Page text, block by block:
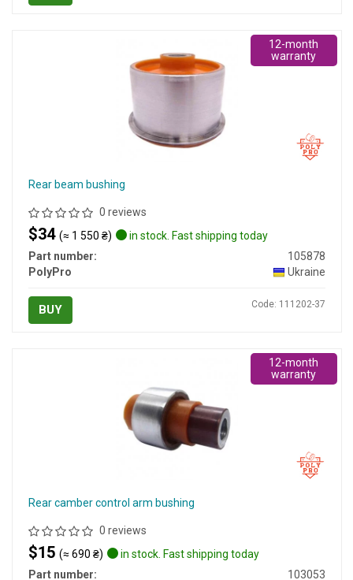
Rear beam bushing
0 reviews
$34 (≈ 1 550 ₴)
in stock. Fast shipping today
Part number:
105878
PolyPro
Ukraine
BUY Code: 111202-37
12-month
warranty
Rear camber control arm bushing
0 reviews
$15 (≈ 690 ₴)
in stock. Fast shipping today
Part number:
103053
12-month
warranty